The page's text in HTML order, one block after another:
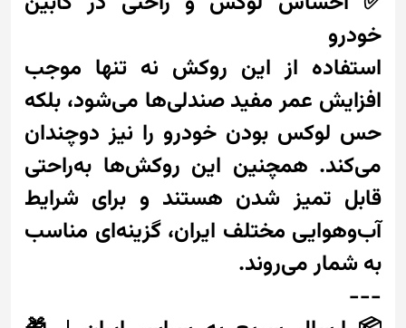
خودرو
استفاده از این روکش نه تنها موجب
افزایش عمر مفید صندلی‌ها می‌شود، بلکه
حس لوکس بودن خودرو را نیز دوچندان
می‌کند. همچنین این روکش‌ها به‌راحتی
قابل تمیز شدن هستند و برای شرایط
آب‌و‌هوایی مختلف ایران، گزینه‌ای مناسب
به شمار می‌روند.
---